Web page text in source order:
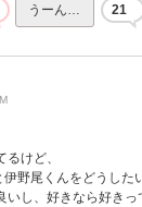
うーん… 21
けど、
野尾くんをどうした
し、好きなら好きっ